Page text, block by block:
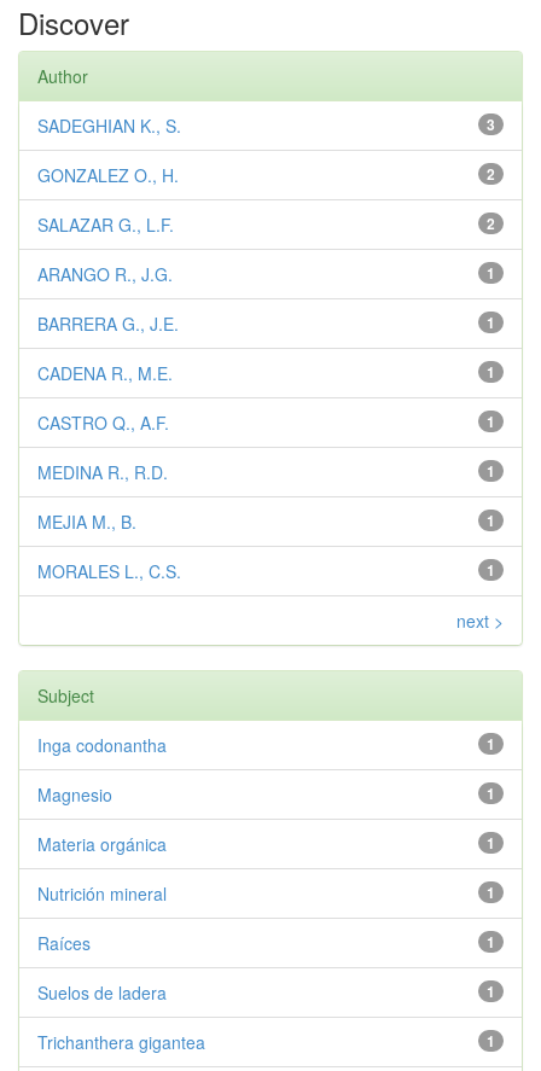
Discover
Author
3
SADEGHIAN K., S.
2
GONZALEZ O., H.
2
SALAZAR G., L.F.
1
ARANGO R., J.G.
1
BARRERA G., J.E.
1
CADENA R., M.E.
1
CASTRO Q., A.F.
1
MEDINA R., R.D.
1
MEJIA M., B.
1
MORALES L., C.S.
next >
Subject
1
Inga codonantha
1
Magnesio
1
Materia orgánica
1
Nutrición mineral
1
Raíces
1
Suelos de ladera
1
Trichanthera gigantea